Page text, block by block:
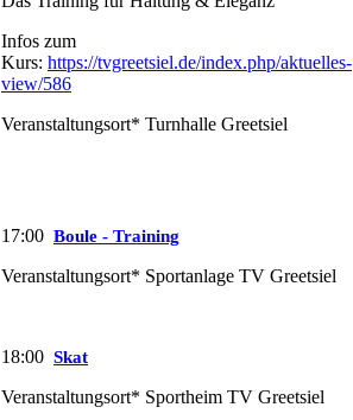
Infos zum
Kurs: https://tvgreetsiel.de/index.php/aktuelles-
view/586
Veranstaltungsort* Turnhalle Greetsiel
17:00 Boule - Training
Veranstaltungsort* Sportanlage TV Greetsiel
18:00 Skat
Veranstaltungsort* Sportheim TV Greetsiel